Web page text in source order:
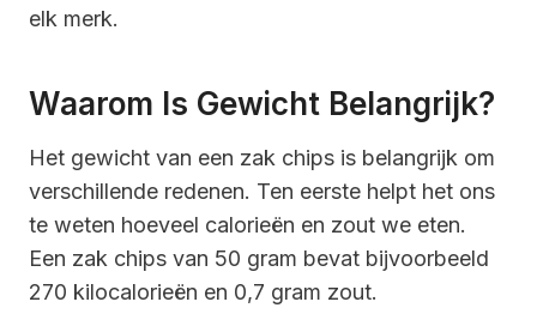
elk merk.
Waarom Is Gewicht Belangrijk?
Het gewicht van een zak chips is belangrijk om
verschillende redenen. Ten eerste helpt het ons
te weten hoeveel calorieën en zout we eten.
Een zak chips van 50 gram bevat bijvoorbeeld
270 kilocalorieën en 0,7 gram zout.